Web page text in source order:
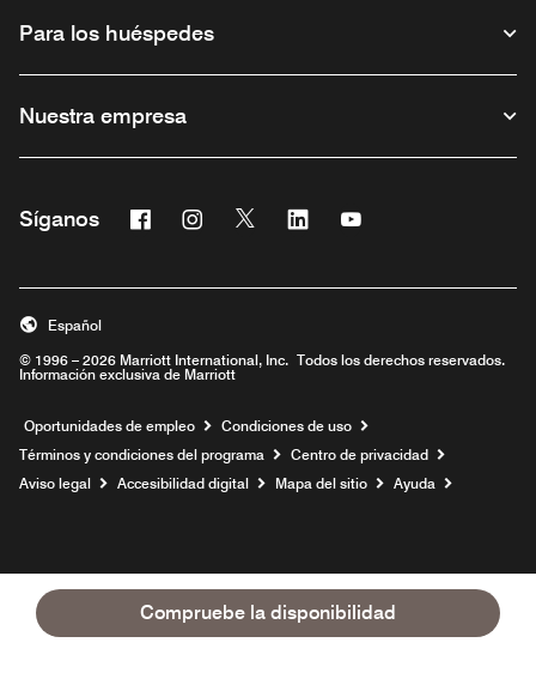
Compruebe la disponibilidad
Para los huéspedes
Nuestra empresa
Síganos Facebook
Abre una ventana nueva
Instagram
Abre una ventana nueva
Twitter
Abre una ventana nueva
Linkedin
Abre una ventana nueva
Abre una ventana
© 1996 – 2026 Marriott International, Inc. Todos los derechos reservados.
Información exclusiva de Marriott
Español
Oportunidades de empleo Abre una ventana nueva
Condiciones de uso
Términos y condiciones del programa
Centro de privacidad
Aviso legal
Accesibilidad digital Mapa del sitio Ayuda